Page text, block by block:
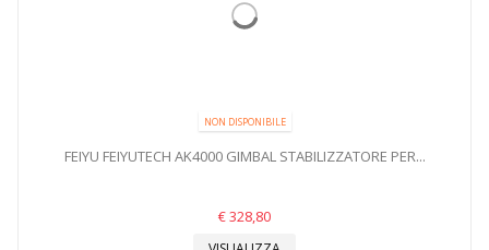
NON DISPONIBILE
FEIYU FEIYUTECH AK4000 GIMBAL STABILIZZATORE PER...
€ 328,80